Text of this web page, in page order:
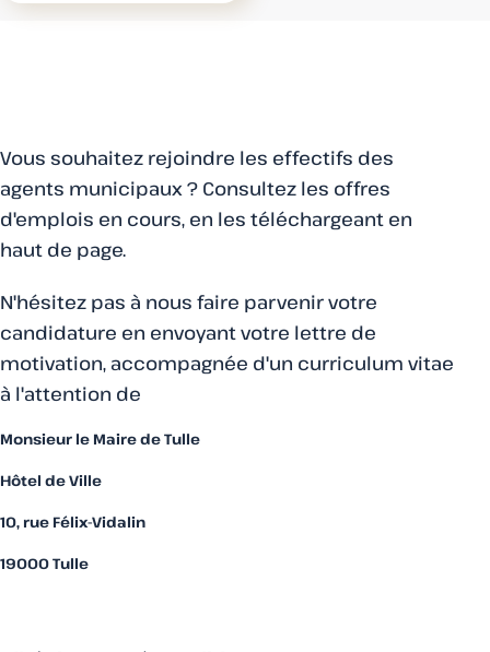
Vous souhaitez rejoindre les effectifs des
agents municipaux ? Consultez les offres
d'emplois en cours, en les téléchargeant en
haut de page.
N'hésitez pas à nous faire parvenir votre
candidature en envoyant votre lettre de
motivation, accompagnée d'un curriculum vitae
à l'attention de
Monsieur le Maire de Tulle
Hôtel de Ville
10, rue Félix-Vidalin
19000 Tulle